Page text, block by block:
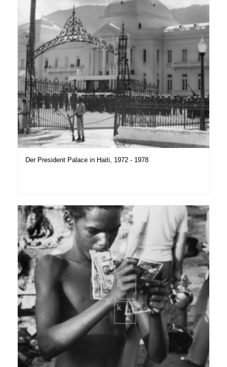
Der President Palace in Haiti, 1972 - 1978